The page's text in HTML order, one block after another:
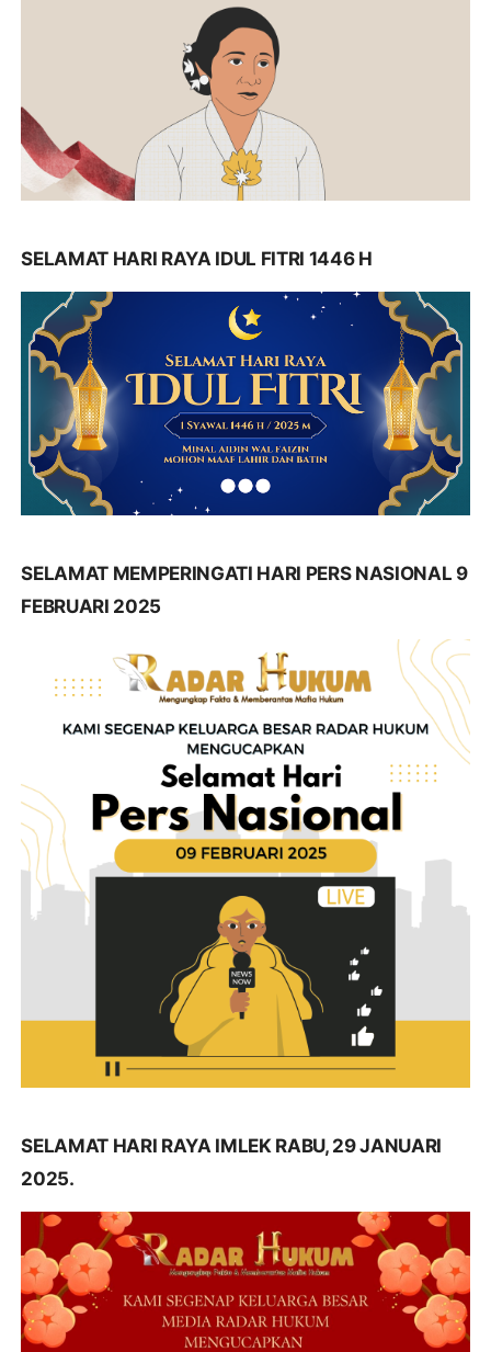
SELAMAT HARI RAYA IDUL FITRI 1446 H
SELAMAT MEMPERINGATI HARI PERS NASIONAL 9
FEBRUARI 2025
SELAMAT HARI RAYA IMLEK RABU, 29 JANUARI
2025.